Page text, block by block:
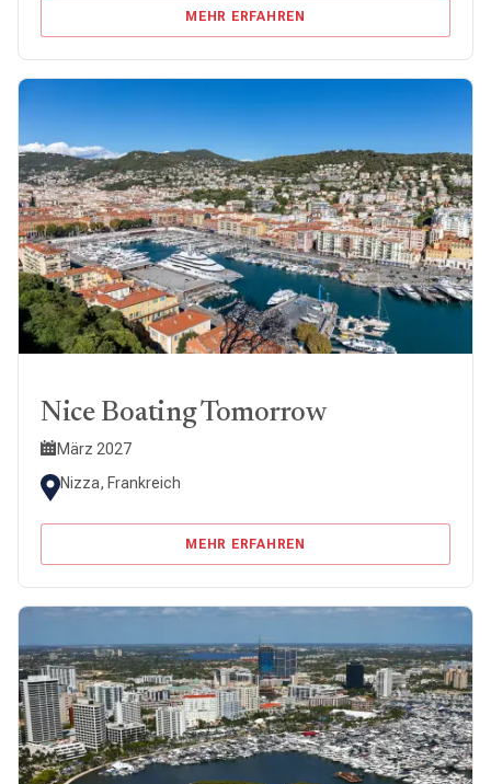
MEHR ERFAHREN
Nice Boating Tomorrow
März 2027
Nizza, Frankreich
MEHR ERFAHREN